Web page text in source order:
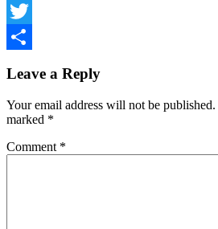
Email
Twitter
Leave a Reply
Your email address will not be published.
marked *
Comment *